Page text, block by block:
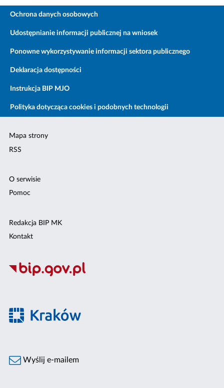
Ochrona danych osobowych
Udostępnianie informacji publicznej na wniosek
Ponowne wykorzystywanie informacji sektora publicznego
Deklaracja dostępności
Instrukcja BIP MJO
Polityka dotycząca cookies i podobnych technologii
Mapa strony
RSS
O serwisie
Pomoc
Redakcja BIP MK
Kontakt
Wyślij e-mailem